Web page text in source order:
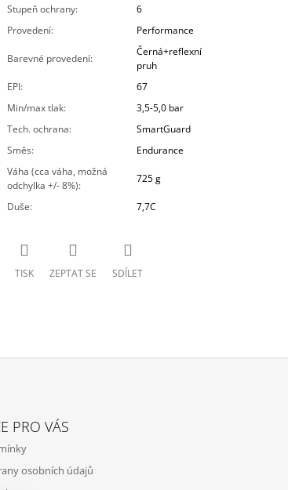
Stupeň ochrany:
6
Provedení: Performance
Barevné provedení:
Černá+reflexní
pruh
EPI:
67
Min/max tlak:
3,5-5,0 bar
Tech. ochrana:
SmartGuard
Směs:
Endurance
Váha (cca váha, možná
odchylka +/- 8%):
725 g
Duše: 7,7C
TISK ZEPTAT SE SDÍLET
PRO VÁS
osobních údajů